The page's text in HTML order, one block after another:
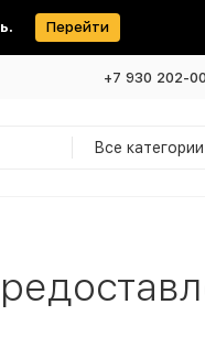
Перейти
+7 930 202-
Все категории